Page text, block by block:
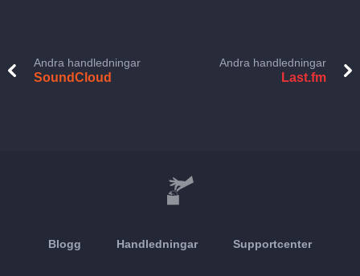
Andra handledningar
SoundCloud
Andra handledningar
Last.fm
Blogg Handledningar Supportcenter